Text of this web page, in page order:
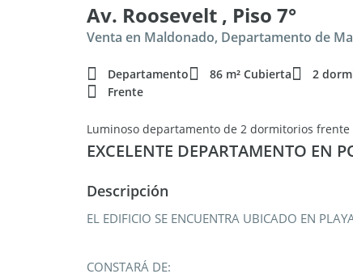
Av. Roosevelt , Piso 7°
Venta en Maldonado, Departamento de
Departamento 86 m² Cubierta 2
Frente
Luminoso departamento de 2 dormitorios
EXCELENTE DEPARTAMENTO EN
Descripción
EL EDIFICIO SE ENCUENTRA UBICADO EN
CONSTARÁ DE: